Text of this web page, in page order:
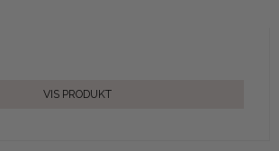
VIS PRODUKT